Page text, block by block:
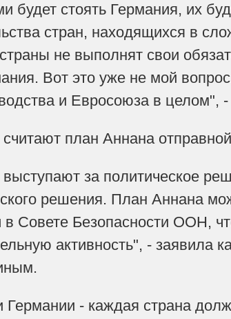
будет стоять Германия, их
стран, находящихся в
не выполнят свои
Вот это уже не мой
и Евросоюза в целом",
план Аннана
за политическое
решения. План Аннана
Совете Безопасности ООН,
активность", - заявила
- каждая страна